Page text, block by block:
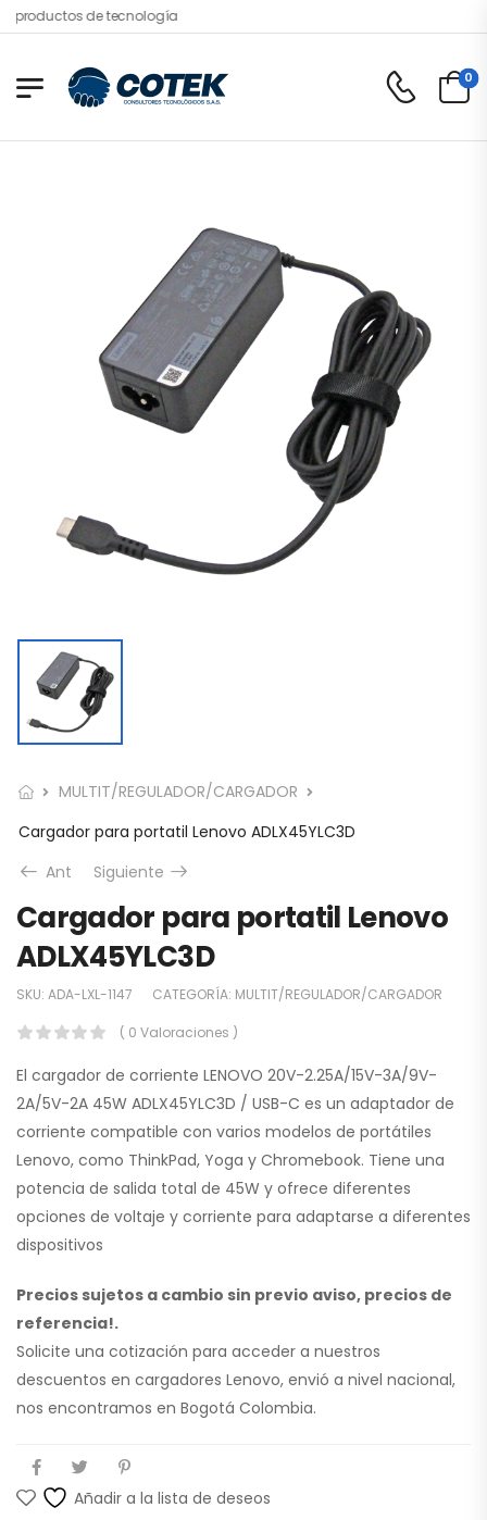
de tecnología
0
MULTIT/REGULADOR/CARGADOR
Cargador para portatil Lenovo ADLX45YLC3D
Ant
Siguiente
Cargador para portatil Lenovo
ADLX45YLC3D
SKU: ADA-LXL-1147 CATEGORÍA: MULTIT/REGULADOR/CARGADOR
( 0 Valoraciones )
El cargador de corriente LENOVO 20V-2.25A/15V-3A/9V-
2A/5V-2A 45W ADLX45YLC3D / USB-C es un adaptador de
corriente compatible con varios modelos de portátiles
Lenovo, como ThinkPad, Yoga y Chromebook. Tiene una
potencia de salida total de 45W y ofrece diferentes
opciones de voltaje y corriente para adaptarse a diferentes
dispositivos
Precios sujetos a cambio sin previo aviso, precios de
referencia!.
Solicite una cotización para acceder a nuestros
descuentos en cargadores Lenovo, envió a nivel nacional,
nos encontramos en Bogotá Colombia.
Añadir a la lista de deseos